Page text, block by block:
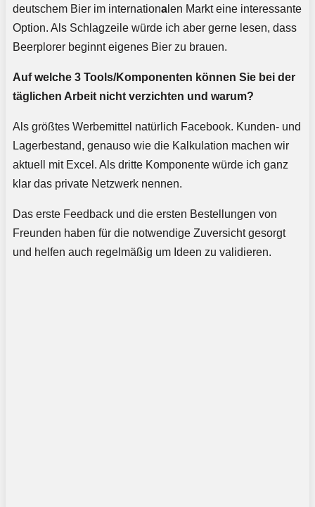
deutschem Bier im internationa len Markt eine interessante
Option. Als Schlagzeile würde ich aber gerne lesen, dass
Beerplorer beginnt eigenes Bier zu brauen.
Auf welche 3 Tools/Komponenten können Sie bei der
täglichen Arbeit nicht verzichten und warum?
Als größtes Werbemittel natürlich Facebook. Kunden- und
Lagerbestand, genauso wie die Kalkulation machen wir
aktuell mit Excel. Als dritte Komponente würde ich ganz
klar das private Netzwerk nennen.
Das erste Feedback und die ersten Bestellungen von
Freunden haben für die notwendige Zuversicht gesorgt
und helfen auch regelmäßig um Ideen zu validieren.